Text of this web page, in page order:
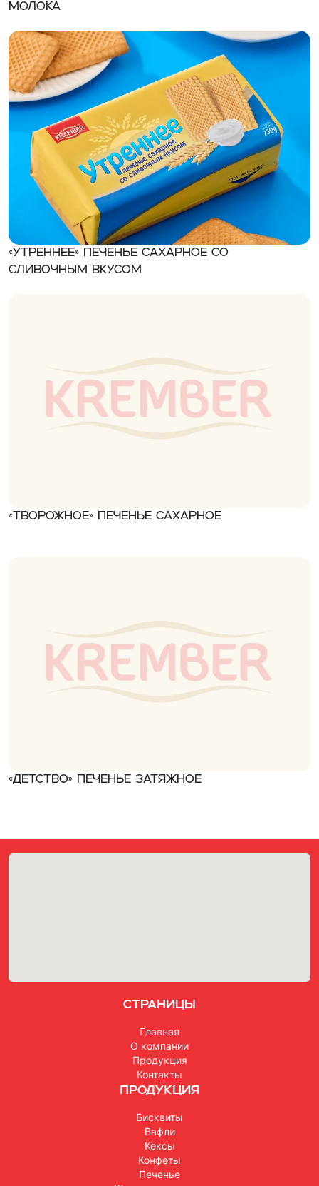
молока
«Утреннее» Печенье сахарное со
сливочным вкусом
«Творожное» Печенье сахарное
«Детство» Печенье затяжное
Страницы
Главная
О компании
Продукция
Контакты
Продукция
Бисквиты
Вафли
Кексы
Конфеты
Печенье